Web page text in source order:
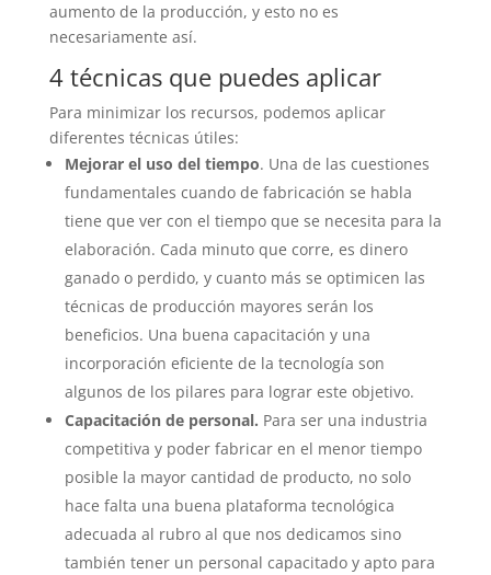
aumento de la producción, y esto no es
necesariamente así.
4 técnicas que puedes aplicar
Para minimizar los recursos, podemos aplicar
diferentes técnicas útiles:
Mejorar el uso del tiempo. Una de las cuestiones
fundamentales cuando de fabricación se habla
tiene que ver con el tiempo que se necesita para la
elaboración. Cada minuto que corre, es dinero
ganado o perdido, y cuanto más se optimicen las
técnicas de producción mayores serán los
beneficios. Una buena capacitación y una
incorporación eficiente de la tecnología son
algunos de los pilares para lograr este objetivo.
Capacitación de personal. Para ser una industria
competitiva y poder fabricar en el menor tiempo
posible la mayor cantidad de producto, no solo
hace falta una buena plataforma tecnológica
adecuada al rubro al que nos dedicamos sino
también tener un personal capacitado y apto para